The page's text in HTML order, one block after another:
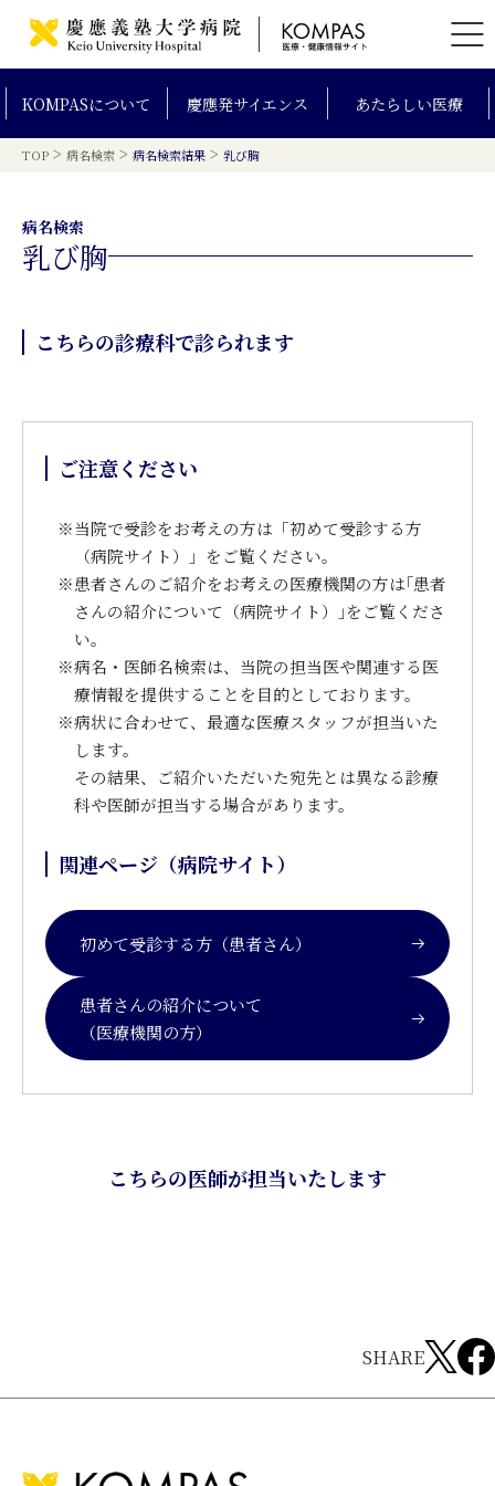
KOMPASについて 慶應発サイエンス あたらしい医療
TOP > 病名検索 > 病名検索結果 > 乳び胸
病名検索
乳び胸
こちらの診療科で診られます
ご注意ください
※当院で受診をお考えの方は「初めて受診する方
（病院サイト）」をご覧ください。
※患者さんのご紹介をお考えの医療機関の方は｢患者
さんの紹介について（病院サイト）｣をご覧くださ
い。
※病名・医師名検索は、当院の担当医や関連する医
療情報を提供することを目的としております。
※病状に合わせて、最適な医療スタッフが担当いた
します。
その結果、ご紹介いただいた宛先とは異なる診療
科や医師が担当する場合があります。
関連ページ（病院サイト）
初めて受診する方（患者さん）
患者さんの紹介について
（医療機関の方）
こちらの医師が担当いたします
SHARE